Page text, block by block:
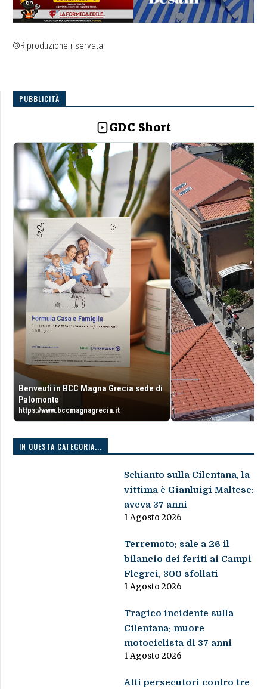
©Riproduzione riservata
PUBBLICITÀ
GDC Short
Benveuti in BCC Magna Grecia sede di
Palomonte
https://www.bccmagnagrecia.it
IN QUESTA CATEGORIA...
Schianto sulla Cilentana, la
vittima è Gianluigi Maltese:
aveva 37 anni
1 Agosto 2026
Terremoto: sale a 26 il
bilancio dei feriti ai Campi
Flegrei, 300 sfollati
1 Agosto 2026
Tragico incidente sulla
Cilentana: muore
motociclista di 37 anni
1 Agosto 2026
Atti persecutori contro tre